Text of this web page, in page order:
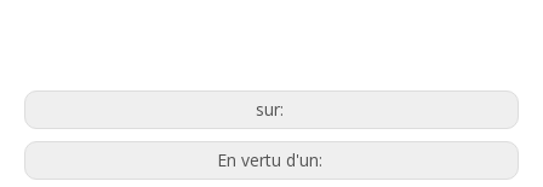
sur:
En vertu d'un:
Trieuse pondérale à rouleaux à section unique pour caisses lourdes de 25 kg Trieuse pondérale antidéflagrante pour usines chimiques